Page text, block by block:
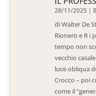
28/11/2025 |
di Walter De
Rionero e R i
tempo non
vecchio
luce obliqua
Crocco – poi
come il